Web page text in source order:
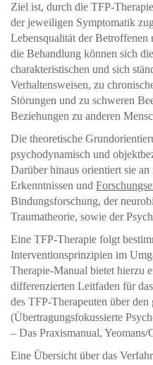
Ziel ist, durch die TFP-
der jeweiligen Symptomatik
Lebensqualität der Betroffenen
die Behandlung können sich
charakteristischen und sich
Verhaltensweisen, zu
Störungen und zu schweren
Beziehungen zu anderen
Die theoretische
psychodynamisch und
Darüber hinaus orientiert sie an
Erkenntnissen und
Bindungsforschung, der
Traumatheorie, sowie der
Eine TFP-Therapie folgt
Interventionsprinzipien im
Therapie-Manual bietet hierzu
differenzierten Leitfaden für
des TFP-Therapeuten über
(Übertragungsfokussierte
– Das Praxismanual,
Eine Übersicht über das